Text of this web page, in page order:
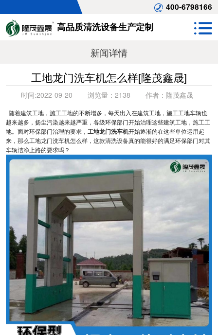
400-6798166
高品质清洗设备生产定制
新闻详情
工地龙门洗车机怎么样[隆茂鑫晟]
时间:2022-09-20 浏览量： 2138 作者： 隆茂鑫晟
随着建筑工地，施工工地的不断增多，每天出入在建筑工地，施工工地车辆也
越来越多，扬尘污染越来越严重，各级环保部门开始治理这些建筑工地，施工工
地。面对环保部门治理的要求， 工地龙门洗车机开始逐渐的在这些单位运用起
来，那么工地龙门洗车机怎么样，这款清洗设备真的能很好的满足环保部门对其
车辆洁净上路的要求吗？